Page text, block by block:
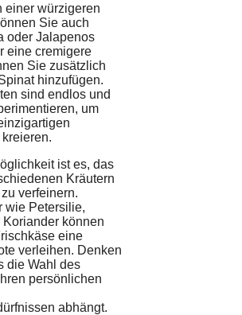
einer würzigeren
Sie auch
oder Jalapenos
eine cremigere
Sie zusätzlich
hinzufügen.
sind endlos und
um
ist es, das
Kräutern
verfeinern.
wie Petersilie,
können
eine
verleihen. Denken
die Wahl des
persönlichen
abhängt.